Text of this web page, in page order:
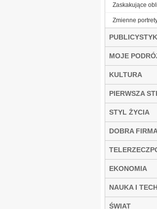
Zaskakujące
Zmienne
MOJE
KULTURA
PIERWSZA
STYL ŻYCIA
DOBRA
EKONOMIA
NAUKA I
ŚWIAT